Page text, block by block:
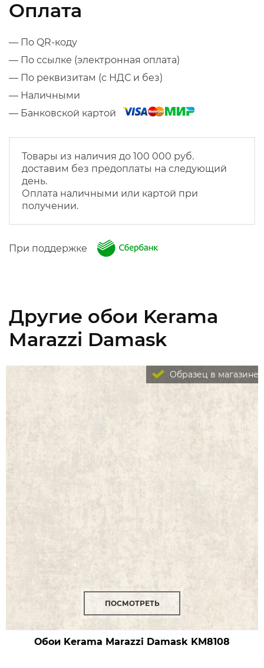
Оплата
— По QR-коду
— По ссылке (электронная оплата)
— По реквизитам (с НДС и без)
— Наличными
— Банковской картой
Товары из наличия до 100 000 руб.
доставим без предоплаты на следующий
день.
Оплата наличными или картой при
получении.
При поддержке
Другие обои Kerama
Marazzi Damask
Образец в магазине
ПОСМОТРЕТЬ
Обои Kerama Marazzi Damask KM8108